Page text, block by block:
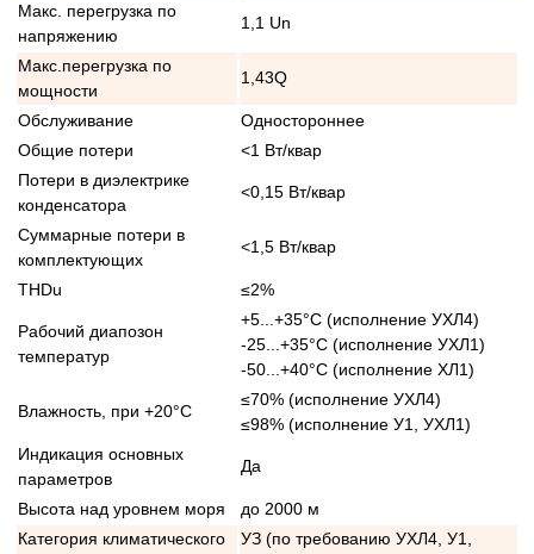
Макс. перегрузка по
напряжению
1,1 Un
Макс.перегрузка по
мощности
1,43Q
Обслуживание
Одностороннее
Общие потери
<1 Вт/квар
Потери в диэлектрике
конденсатора
<0,15 Вт/квар
Суммарные потери в
комплектующих
<1,5 Вт/квар
THDu ≤2%
Рабочий диапозон
температур
+5...+35°С (исполнение УХЛ4)
-25...+35°С (исполнение УХЛ1)
-50...+40°С (исполнение ХЛ1)
Влажность, при +20°С
≤70% (исполнение УХЛ4)
≤98% (исполнение У1, УХЛ1)
Индикация основных
параметров
Да
Высота над уровнем моря
до 2000 м
Категория климатического
УЗ (по требованию УХЛ4, У1,